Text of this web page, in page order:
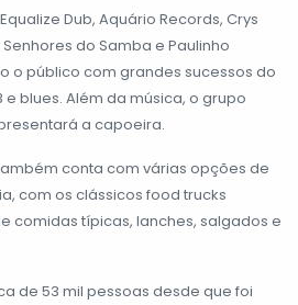
Dub, Aquário Records, Crys
do Samba e Paulinho
o público com grandes sucessos do
e blues. Além da música, o grupo
a capoeira.
conta com várias opções de
com os clássicos food trucks
comidas típicas, lanches, salgados e
de 53 mil pessoas desde que foi